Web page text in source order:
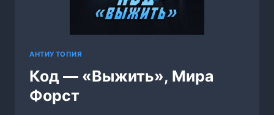
АНТИУТОПИЯ
Код — «Выжить», Мира
Форст